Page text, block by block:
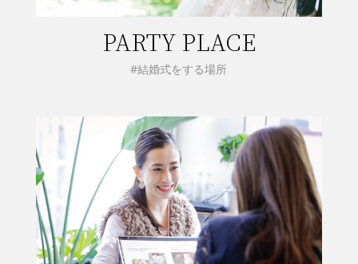
PARTY PLACE
#結婚式をする場所